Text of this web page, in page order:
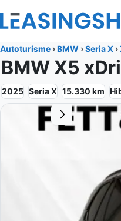
Autoturisme ›BMW ›Seria X ›
BMW X5
2025 Seria X 15.330 km